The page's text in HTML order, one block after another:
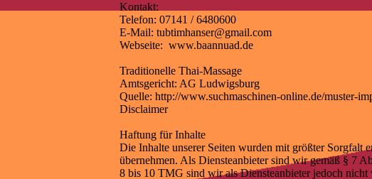
Kontakt:
Telefon: 07141 / 6480600
E-Mail: tubtimhanser@gmail.com
Webseite: www.baannuad.de
Traditionelle Thai-Massage
Amtsgericht: AG Ludwigsburg
Quelle: http://www.suchmaschinen-online.de/muster-
Disclaimer
Haftung für Inhalte
Die Inhalte unserer Seiten wurden mit größter
übernehmen. Als Diensteanbieter sind wir gemäß § 7
8 bis 10 TMG sind wir als Diensteanbieter jedoch